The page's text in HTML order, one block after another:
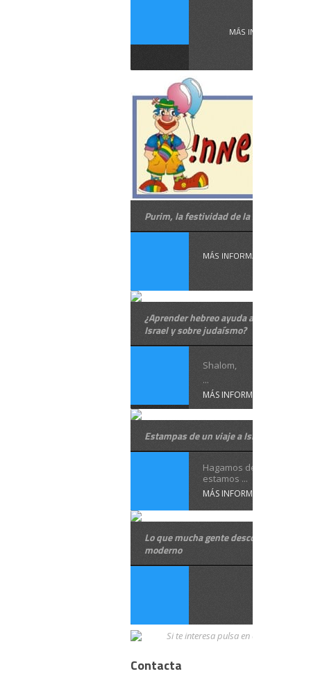
MÁS INFORMACIÓN
Purim, la festividad de la suerte
MÁS INFORMACIÓN
¿Aprender hebreo ayuda a saber sobre
Israel y sobre judaísmo?
Shalom,
...
MÁS INFORMACIÓN
Estampas de un viaje a Israel
Hagamos de cuenta que
estamos ...
MÁS INFORMACIÓN
Lo que mucha gente desconoce del
moderno
Contacta